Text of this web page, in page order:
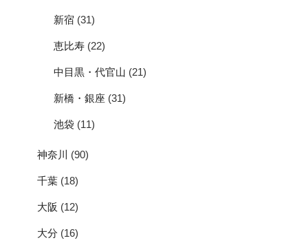
新宿 (31)
恵比寿 (22)
中目黒・代官山 (21)
新橋・銀座 (31)
池袋 (11)
神奈川 (90)
千葉 (18)
大阪 (12)
大分 (16)